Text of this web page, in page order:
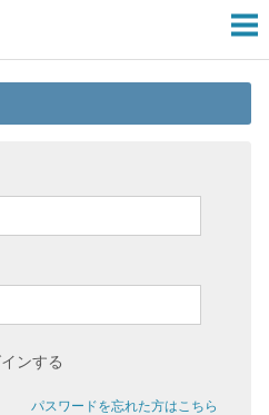
ンする
パスワードを忘れた方はこちら